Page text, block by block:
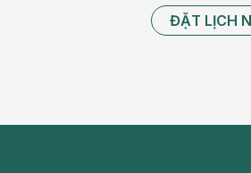
ĐẶT LỊCH